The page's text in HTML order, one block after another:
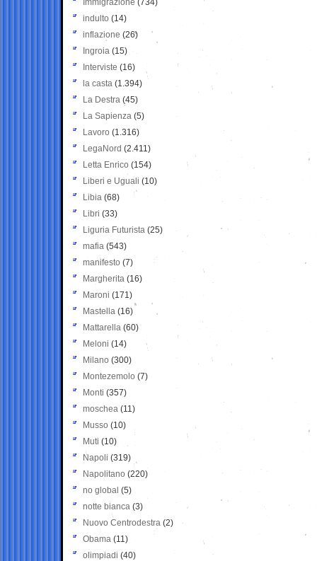
Immigrazione (734)
indulto (14)
inflazione (26)
Ingroia (15)
Interviste (16)
la casta (1.394)
La Destra (45)
La Sapienza (5)
Lavoro (1.316)
LegaNord (2.411)
Letta Enrico (154)
Liberi e Uguali (10)
Libia (68)
Libri (33)
Liguria Futurista (25)
mafia (543)
manifesto (7)
Margherita (16)
Maroni (171)
Mastella (16)
Mattarella (60)
Meloni (14)
Milano (300)
Montezemolo (7)
Monti (357)
moschea (11)
Musso (10)
Muti (10)
Napoli (319)
Napolitano (220)
no global (5)
notte bianca (3)
Nuovo Centrodestra (2)
Obama (11)
olimpiadi (40)